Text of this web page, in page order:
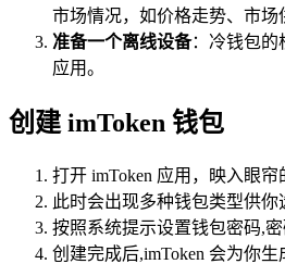
市场情况，如价格走势、市场
准备一个离线设备：冷钱包的
应用。
创建 imToken 钱包
打开 imToken 应用，映入眼
此时会出现多种钱包类型供你
按照系统提示设置钱包密码,
创建完成后,imToken 会为你